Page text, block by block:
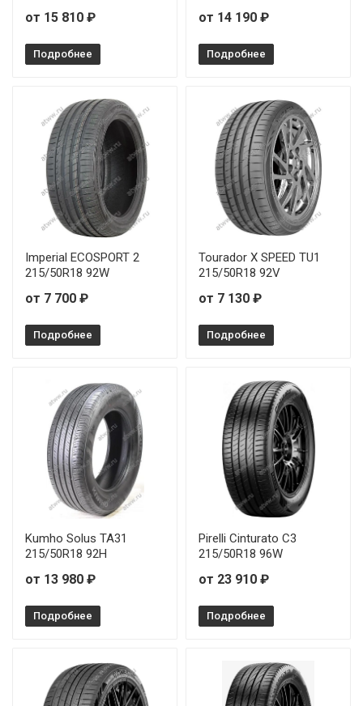
от 15 810 ₽
Подробнее
от 14 190 ₽
Подробнее
Imperial ECOSPORT 2
215/50R18 92W
от 7 700 ₽
Подробнее
Tourador X SPEED TU1
215/50R18 92V
от 7 130 ₽
Подробнее
Kumho Solus TA31
215/50R18 92H
от 13 980 ₽
Подробнее
Pirelli Cinturato C3
215/50R18 96W
от 23 910 ₽
Подробнее